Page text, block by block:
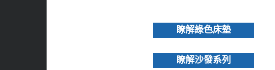
瞭解綠色床墊
瞭解沙發系列